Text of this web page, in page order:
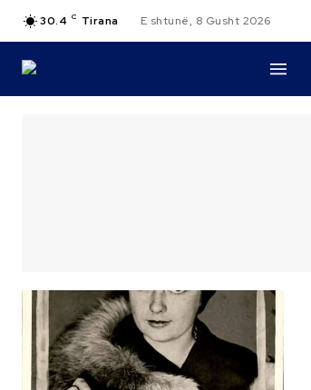
30.4 C Tirana E shtunë, 8 Gusht 2026